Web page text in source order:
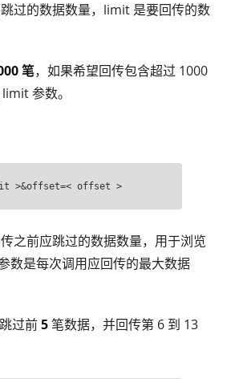
过的数据数量，limit 是要回传的数
笔，如果希望回传包含超过 1000
参数。
之前应跳过的数据数量，用于浏览
数是每次调用应回传的最大数据
过前5笔数据，并回传第 6 到 13